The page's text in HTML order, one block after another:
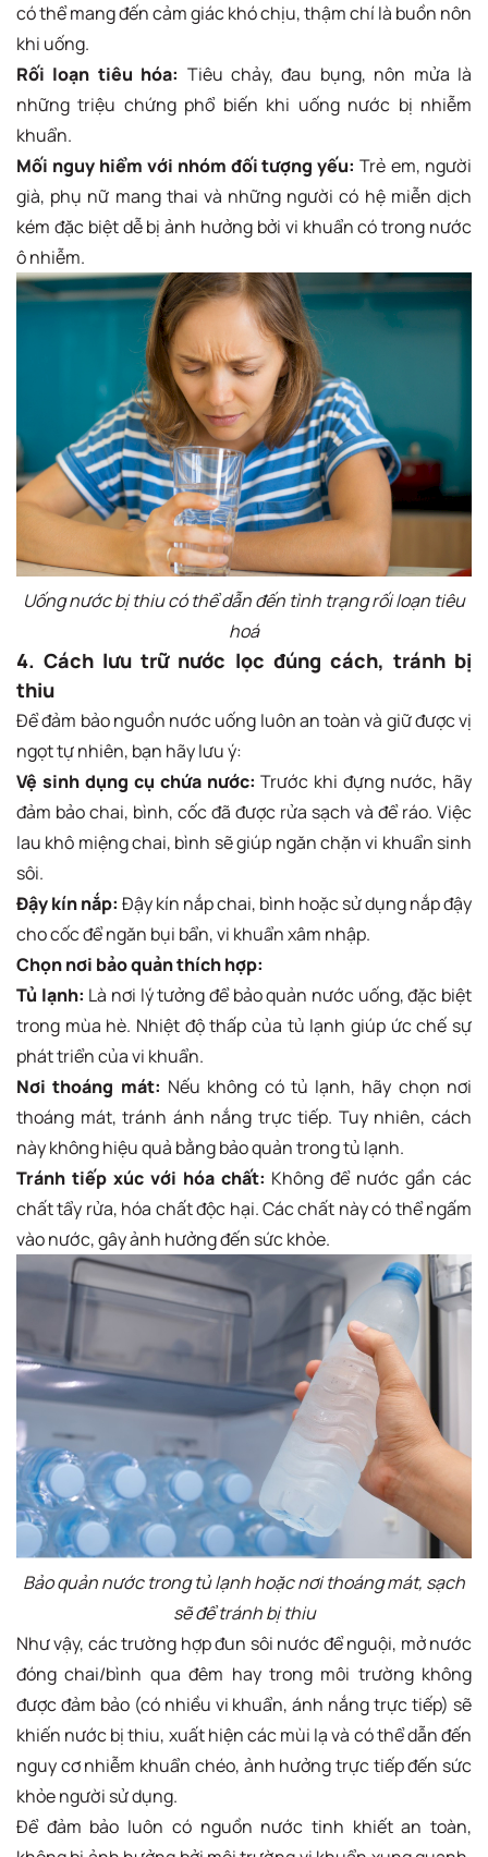
có thể mang đến cảm giác khó chịu, thậm chí là buồn nôn
khi uống.
Rối loạn tiêu hóa: Tiêu chảy, đau bụng, nôn mửa là
những triệu chứng phổ biến khi uống nước bị nhiễm
khuẩn.
Mối nguy hiểm với nhóm đối tượng yếu: Trẻ em, người
già, phụ nữ mang thai và những người có hệ miễn dịch
kém đặc biệt dễ bị ảnh hưởng bởi vi khuẩn có trong nước
ô nhiễm.
Uống nước bị thiu có thể dẫn đến tình trạng rối loạn tiêu
hoá
4. Cách lưu trữ nước lọc đúng cách, tránh bị
thiu
Để đảm bảo nguồn nước uống luôn an toàn và giữ được vị
ngọt tự nhiên, bạn hãy lưu ý:
Vệ sinh dụng cụ chứa nước: Trước khi đựng nước, hãy
đảm bảo chai, bình, cốc đã được rửa sạch và để ráo. Việc
lau khô miệng chai, bình sẽ giúp ngăn chặn vi khuẩn sinh
sôi.
Đậy kín nắp: Đậy kín nắp chai, bình hoặc sử dụng nắp đậy
cho cốc để ngăn bụi bẩn, vi khuẩn xâm nhập.
Chọn nơi bảo quản thích hợp:
Tủ lạnh: Là nơi lý tưởng để bảo quản nước uống, đặc biệt
trong mùa hè. Nhiệt độ thấp của tủ lạnh giúp ức chế sự
phát triển của vi khuẩn.
Nơi thoáng mát: Nếu không có tủ lạnh, hãy chọn nơi
thoáng mát, tránh ánh nắng trực tiếp. Tuy nhiên, cách
này không hiệu quả bằng bảo quản trong tủ lạnh.
Tránh tiếp xúc với hóa chất: Không để nước gần các
chất tẩy rửa, hóa chất độc hại. Các chất này có thể ngấm
vào nước, gây ảnh hưởng đến sức khỏe.
Bảo quản nước trong tủ lạnh hoặc nơi thoáng mát, sạch
sẽ để tránh bị thiu
Như vậy, các trường hợp đun sôi nước để nguội, mở nước
đóng chai/bình qua đêm hay trong môi trường không
được đảm bảo (có nhiều vi khuẩn, ánh nắng trực tiếp) sẽ
khiến nước bị thiu, xuất hiện các mùi lạ và có thể dẫn đến
nguy cơ nhiễm khuẩn chéo, ảnh hưởng trực tiếp đến sức
khỏe người sử dụng.
Để đảm bảo luôn có nguồn nước tinh khiết an toàn,